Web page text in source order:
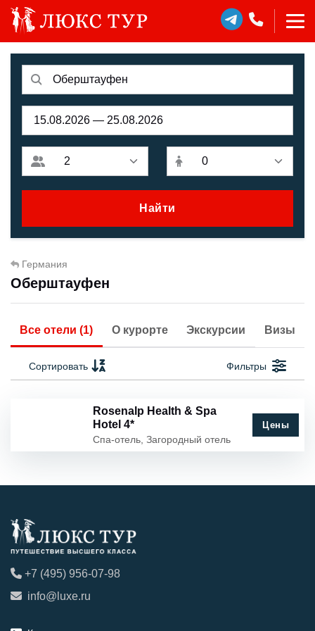
Найти
Германия
Оберштауфен
Все отели (1) О курорте Экскурсии Визы
Сортировать Фильтры
Rosenalp Health & Spa
Hotel 4*
Спа-отель, Загородный отель
Цены
+7 (495) 956-07-98
info@luxe.ru